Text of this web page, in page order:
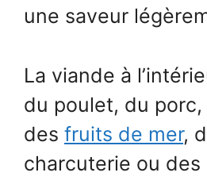
une saveur
La viande à
du poulet, du
des fruits de mer,
charcuterie ou des